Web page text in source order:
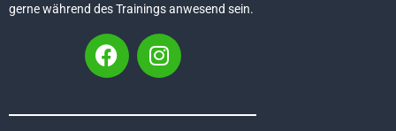
gerne während des Trainings anwesend sein.